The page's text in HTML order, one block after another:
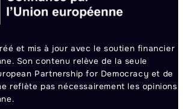
et mis à jour avec le soutien financier
Son contenu relève de la seule
Partnership for Democracy et de
reflète pas nécessairement les opinions